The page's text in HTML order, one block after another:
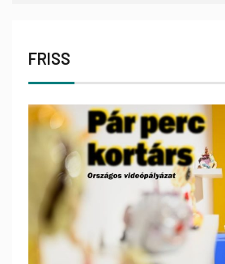
FRISS